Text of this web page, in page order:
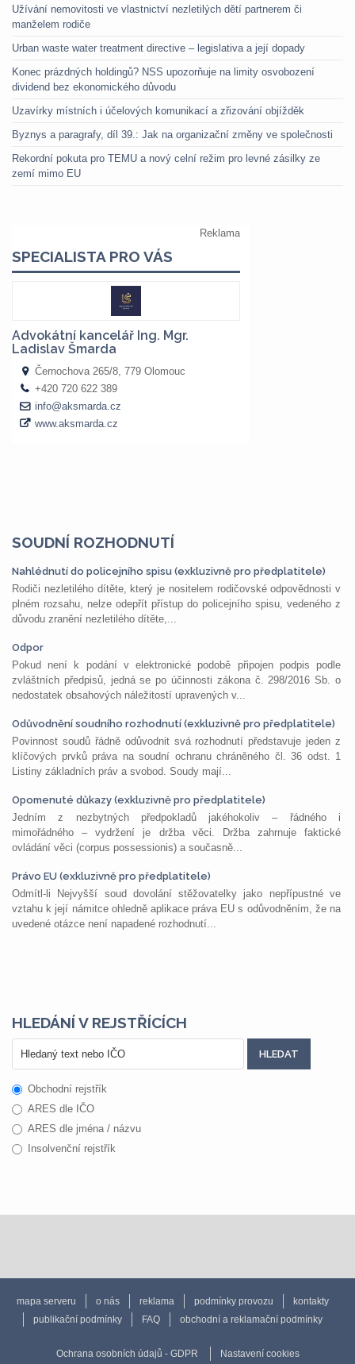
Užívání nemovitosti ve vlastnictví nezletilých dětí partnerem či
manželem rodiče
Urban waste water treatment directive – legislativa a její dopady
Konec prázdných holdingů? NSS upozorňuje na limity osvobození
dividend bez ekonomického důvodu
Uzavírky místních i účelových komunikací a zřizování objížděk
Byznys a paragrafy, díl 39.: Jak na organizační změny ve společnosti
Rekordní pokuta pro TEMU a nový celní režim pro levné zásilky ze
zemí mimo EU
SOUDNÍ ROZHODNUTÍ
Nahlédnutí do policejního spisu (exkluzivně pro předplatitele)
Rodiči nezletilého dítěte, který je nositelem rodičovské odpovědnosti v
plném rozsahu, nelze odepřít přístup do policejního spisu, vedeného z
důvodu zranění nezletilého dítěte,...
Odpor
Pokud není k podání v elektronické podobě připojen podpis podle
zvláštních předpisů, jedná se po účinnosti zákona č. 298/2016 Sb. o
nedostatek obsahových náležitostí upravených v...
Odůvodnění soudního rozhodnutí (exkluzivně pro předplatitele)
Povinnost soudů řádně odůvodnit svá rozhodnutí představuje jeden z
klíčových prvků práva na soudní ochranu chráněného čl. 36 odst. 1
Listiny základních práv a svobod. Soudy mají...
Opomenuté důkazy (exkluzivně pro předplatitele)
Jedním z nezbytných předpokladů jakéhokoliv – řádného i
mimořádného – vydržení je držba věci. Držba zahrnuje faktické
ovládání věci (corpus possessionis) a současně...
Právo EU (exkluzivně pro předplatitele)
Odmítl-li Nejvyšší soud dovolání stěžovatelky jako nepřípustné ve
vztahu k její námitce ohledně aplikace práva EU s odůvodněním, že na
uvedené otázce není napadené rozhodnutí...
HLEDÁNÍ V REJSTŘÍCÍCH
Obchodní rejstřík
ARES dle IČO
ARES dle jména / názvu
Insolvenční rejstřík
mapa serveru o nás reklama podmínky provozu
kontakty
publikační podmínky
FAQ obchodní a reklamační podmínky
Ochrana osobních údajů - GDPR Nastavení cookies